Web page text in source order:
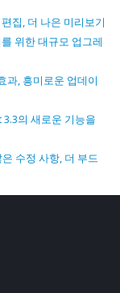
집, 더 나은 미리보기
위한 대규모 업그레
과, 흥미로운 업데이
의 새로운 기능을
수정 사항, 더 부드